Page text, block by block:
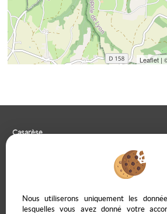
Leaflet|
Casarèse
09 85 65 95 83
Nous utiliserons uniquement les
lesquelles vous avez donné votre